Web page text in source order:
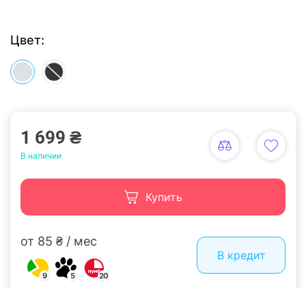
Цвет:
1 699 ₴
В наличии
Купить
от 85 ₴ / мес
9 5 20
В кредит